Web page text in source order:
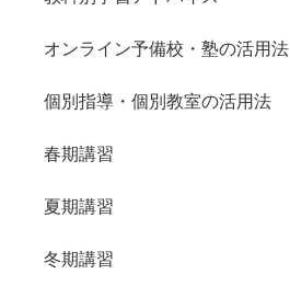
オンライン予備校・塾の活用法
個別指導・個別教室の活用法
春期講習
夏期講習
冬期講習